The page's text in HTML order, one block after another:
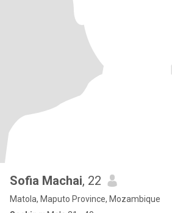
Sofia Machai, 22
Matola, Maputo Province, Mozambique